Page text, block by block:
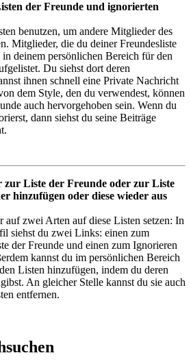
der Freunde und ignorierten
benutzen, um andere Mitglieder des
Mitglieder, die du deiner Freundesliste
deinem persönlichen Bereich für den
Du siehst dort deren
ihnen schnell eine Private Nachricht
dem Style, den du verwendest, können
auch hervorgehoben sein. Wenn du
dann siehst du seine Beiträge
Liste der Freunde oder zur Liste
hinzufügen oder diese wieder aus
auf zwei Arten auf diese Listen setzen: In
siehst du zwei Links: einen zum
der Freunde und einen zum Ignorieren
kannst du im persönlichen Bereich
Listen hinzufügen, indem du deren
An gleicher Stelle kannst du sie auch
entfernen.